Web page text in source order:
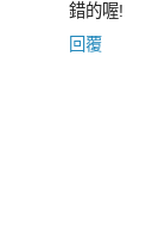
錯的喔!
回覆